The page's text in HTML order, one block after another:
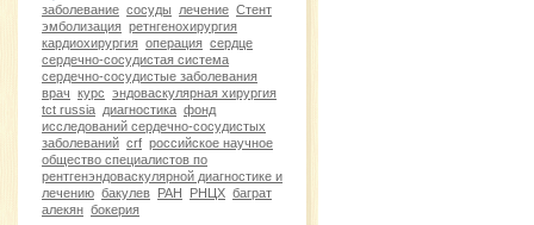
заболевание сосуды лечение Стент
эмболизация ретнгенохирургия
кардиохирургия операция сердце
сердечно-сосудистая система
сердечно-сосудистые заболевания
врач курс эндоваскулярная хирургия
tct russia диагностика фонд
исследований сердечно-сосудистых
заболеваний crf российское научное
общество специалистов по
рентгенэндоваскулярной диагностике и
лечению бакулев РАН РНЦХ баграт
алекян бокерия